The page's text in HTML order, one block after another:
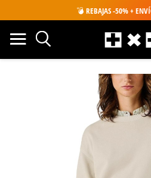
💣 REBAJAS -50% +